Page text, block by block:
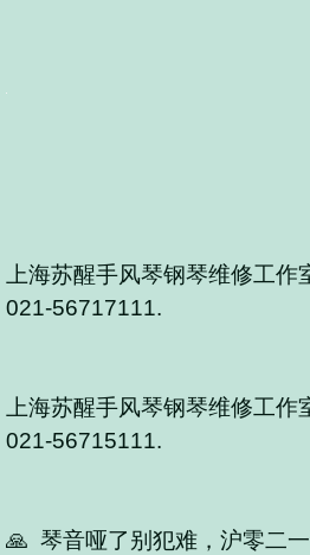
上海苏醒手风琴钢琴维修工作
021-56717111.
上海苏醒手风琴钢琴维修工作
021-56715111.
🙏 琴音哑了别犯难，沪零二